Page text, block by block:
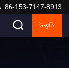
86-153-7147-8913
উদ্ধৃতি